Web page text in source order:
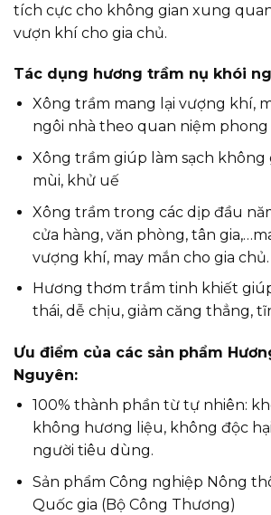
tích cực cho không gian xung
vượn khí cho gia chủ.
Tác dụng hương trầm nụ khói
Xông trầm mang lại vượng khí,
ngôi nhà theo quan niệm phong
Xông trầm giúp làm sạch không
mùi, khử uế
Xông trầm trong các dịp đầu
cửa hàng, văn phòng, tân
vượng khí, may mắn cho gia chủ.
Hương thơm trầm tinh khiết
thái, dễ chịu, giảm căng thẳng,
Ưu điểm của các sản phẩm
Nguyên:
100% thành phần từ tự nhiên:
không hương liệu, không độc
người tiêu dùng.
Sản phẩm Công nghiệp Nông
Quốc gia (Bộ Công Thương)